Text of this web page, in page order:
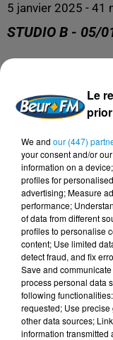
5 janvier 2025 - 41
STUDIO B - 05/
DERNIERS
24
Le
We and our (447)
your consent and/or
information on a
profiles for
advertising; Measure
performance;
of data from different
profiles to personalise
content; Use limited
detect fraud, and fix
Save and
process personal data
following
requested; Use
other data sources;
information transmitted